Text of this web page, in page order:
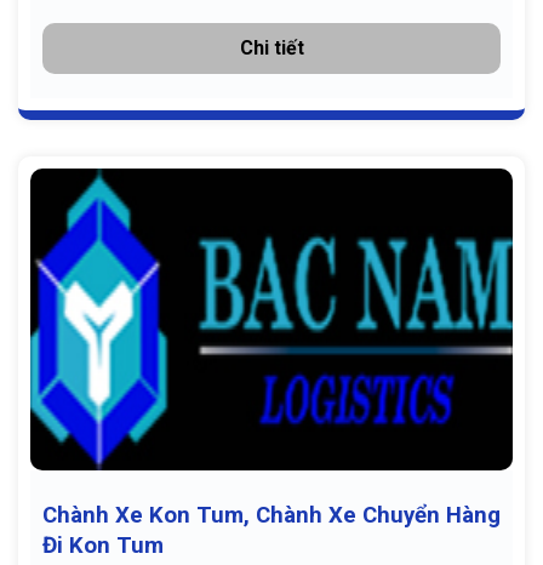
Chi tiết
Chành Xe Kon Tum, Chành Xe Chuyển Hàng
Đi Kon Tum